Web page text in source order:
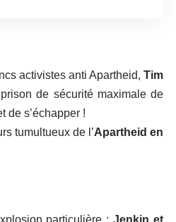
activistes anti Apartheid, Tim
de sécurité maximale de
de s’échapper !
tumultueux de l’Apartheid en